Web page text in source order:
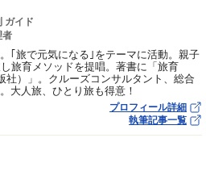
ガイド
者
｢旅で元気になる｣をテーマに活動。親子
旅育メソッドを提唱。著書に「旅育
社）」。クルーズコンサルタント、総合
大人旅、ひとり旅も得意！
プロフィール詳細
執筆記事一覧